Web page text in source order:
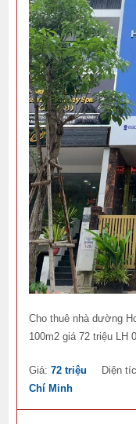
Cho thuê nhà dường
100m2 giá 72 triệu LH
Giá:72 triệu Diện
Chí Minh